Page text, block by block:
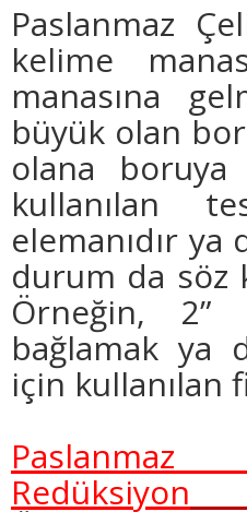
Paslanmaz
kelime
manasına
büyük olan
olana boruya
kullanılan
elemanıdır
durum da söz
Örneğin,
bağlamak ya
için
Redüksiyon